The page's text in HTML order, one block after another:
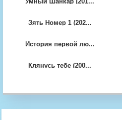
Зять Номер 1 (202...
История первой лю...
Клянусь тебе (200...